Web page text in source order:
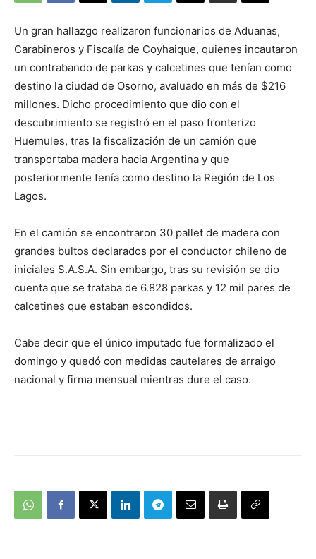
Un gran hallazgo realizaron funcionarios de Aduanas,
Carabineros y Fiscalía de Coyhaique, quienes incautaron
un contrabando de parkas y calcetines que tenían como
destino la ciudad de Osorno, avaluado en más de $216
millones. Dicho procedimiento que dio con el
descubrimiento se registró en el paso fronterizo
Huemules, tras la fiscalización de un camión que
transportaba madera hacia Argentina y que
posteriormente tenía como destino la Región de Los
Lagos.
En el camión se encontraron 30 pallet de madera con
grandes bultos declarados por el conductor chileno de
iniciales S.A.S.A. Sin embargo, tras su revisión se dio
cuenta que se trataba de 6.828 parkas y 12 mil pares de
calcetines que estaban escondidos.
Cabe decir que el único imputado fue formalizado el
domingo y quedó con medidas cautelares de arraigo
nacional y firma mensual mientras dure el caso.